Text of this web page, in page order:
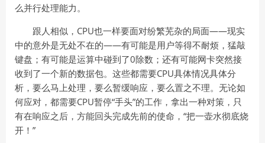
么并行处理能力。
跟人相似，CPU也一样要面对纷繁芜杂的局面——现实
中的意外是无处不在的——有可能是用户等得不耐烦，猛敲
键盘；有可能是运算中碰到了0除数；还有可能网卡突然接
收到了一个新的数据包。这些都需要CPU具体情况具体分
析，要么马上处理，要么暂缓响应，要么置之不理。无论如
何应对，都需要CPU暂停“手头”的工作，拿出一种对策，只
有在响应之后，方能回头完成先前的使命，“把一壶水彻底烧
开！”